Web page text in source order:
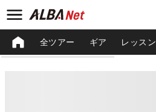
全ツアー ギア レッスン